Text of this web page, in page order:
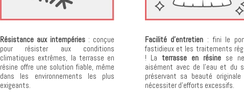
Résistance aux intempéries : conçue
pour résister aux conditions
climatiques extrêmes, la terrasse en
résine offre une solution fiable, même
dans les environnements les plus
exigeants.
Facilité d’entretien : fini le
fastidieux et les traitements
! Laterrasse en résine se
aisément avec de l’eau et du
préservant sa beauté originale
nécessiter d’efforts excessifs.